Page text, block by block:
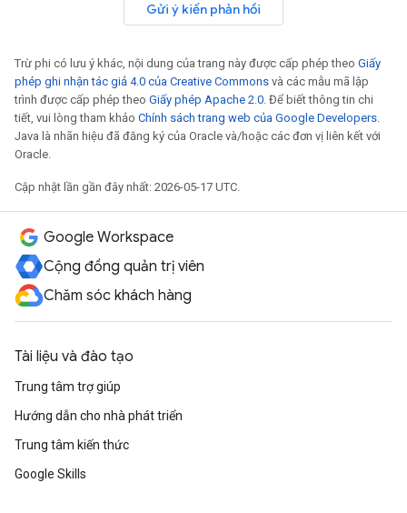
Gửi ý kiến phản hồi
Trừ phi có lưu ý khác, nội dung của trang này được cấp phép theo Giấy
phép ghi nhận tác giả 4.0 của Creative Commons và các mẫu mã lập
trình được cấp phép theo Giấy phép Apache 2.0. Để biết thông tin chi
tiết, vui lòng tham khảo Chính sách trang web của Google Developers.
Java là nhãn hiệu đã đăng ký của Oracle và/hoặc các đơn vị liên kết với
Oracle.
Cập nhật lần gần đây nhất: 2026-05-17 UTC.
Google Workspace
Cộng đồng quản trị viên
Chăm sóc khách hàng
Tài liệu và đào tạo
Trung tâm trợ giúp
Hướng dẫn cho nhà phát triển
Trung tâm kiến thức
Google Skills